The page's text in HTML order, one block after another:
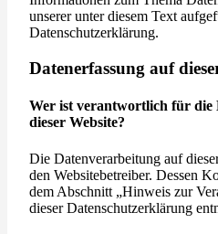
unserer unter diesem Text
Datenschutzerklärung.
Datenerfassung auf
Wer ist verantwortlich für die
dieser Website?
Die Datenverarbeitung auf
den Websitebetreiber. Dessen
dem Abschnitt „Hinweis zur
dieser Datenschutzerklärung